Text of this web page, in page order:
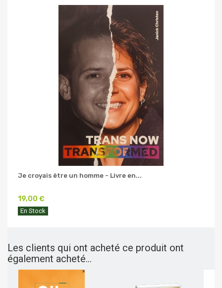
Je croyais être un homme - Livre en...
19,00 €
En Stock
Les clients qui ont acheté ce produit ont
également acheté...